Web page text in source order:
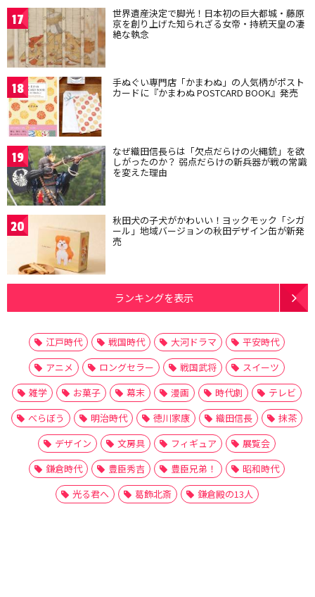
17 世界遺産決定で脚光！日本初の巨大都城・藤原
京を創り上げた知られざる女帝・持統天皇の凄
絶な執念
18 手ぬぐい専門店「かまわぬ」の人気柄がポスト
カードに『かまわぬ POSTCARD BOOK』発売
19 なぜ織田信長らは「欠点だらけの火縄銃」を欲
しがったのか？ 弱点だらけの新兵器が戦の常識
を変えた理由
20 秋田犬の子犬がかわいい！ヨックモック「シガ
ール」地域バージョンの秋田デザイン缶が新発
売
ランキングを表示
江戸時代 戦国時代 大河ドラマ
平安時代
アニメ
ロングセラー 戦国武将
スイーツ
雑学
お菓子 幕末 漫画 時代劇
テレビ
べらぼう
明治時代 徳川家康 織田信長
抹茶
デザイン
文房具 フィギュア
展覧会
鎌倉時代
豊臣秀吉 豊臣兄弟！
昭和時代
光る君へ
葛飾北斎 鎌倉殿の13人